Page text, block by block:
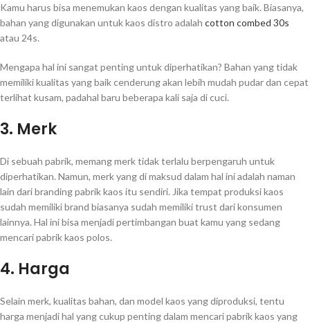
Kamu harus bisa menemukan kaos dengan kualitas yang baik. Biasanya,
bahan yang digunakan untuk kaos distro adalah cotton combed 30s
atau 24s.
Mengapa hal ini sangat penting untuk diperhatikan? Bahan yang tidak
memiliki kualitas yang baik cenderung akan lebih mudah pudar dan cepat
terlihat kusam, padahal baru beberapa kali saja di cuci.
3. Merk
Di sebuah pabrik, memang merk tidak terlalu berpengaruh untuk
diperhatikan. Namun, merk yang di maksud dalam hal ini adalah naman
lain dari branding pabrik kaos itu sendiri. Jika tempat produksi kaos
sudah memiliki brand biasanya sudah memiliki trust dari konsumen
lainnya. Hal ini bisa menjadi pertimbangan buat kamu yang sedang
mencari pabrik kaos polos.
4. Harga
Selain merk, kualitas bahan, dan model kaos yang diproduksi, tentu
harga menjadi hal yang cukup penting dalam mencari pabrik kaos yang